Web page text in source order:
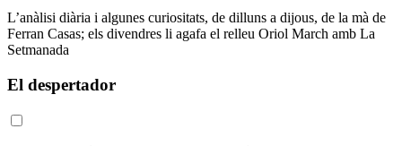
L’anàlisi diària i algunes curiositats, de dilluns a dijous, de la mà de
Ferran Casas; els divendres li agafa el relleu Oriol March amb La
Setmanada
El despertador